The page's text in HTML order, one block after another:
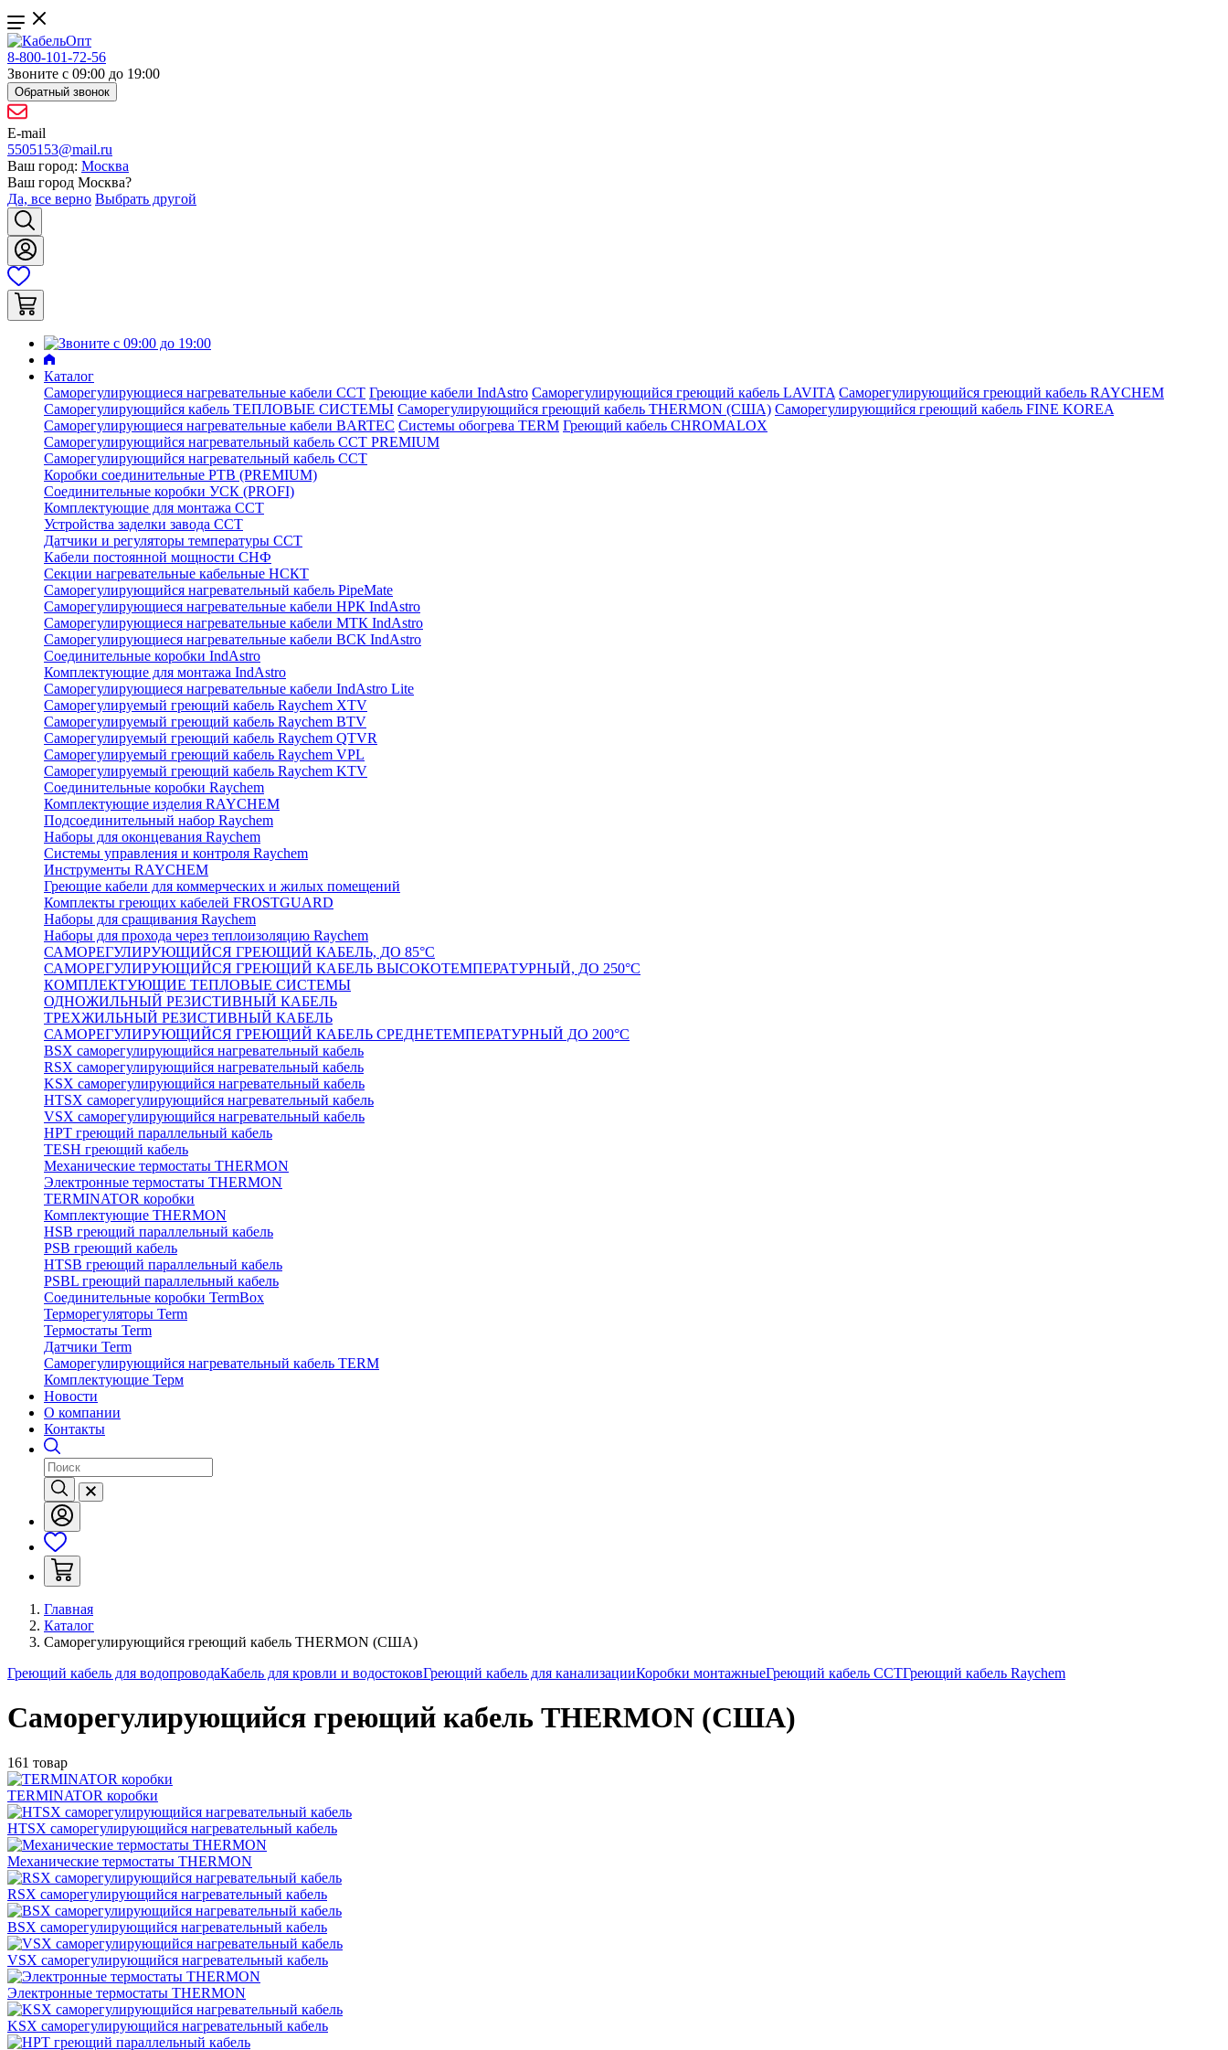
8-800-101-72-56
Звоните с 09:00 до 19:00
Обратный звонок
E-mail
5505153@mail.ru
Ваш город: Москва
Ваш город Москва?
Да, все верно Выбрать другой
Каталог
Саморегулирующиеся нагревательные кабели ССТ Греющие кабели IndAstro Саморегулирующийся греющий кабель LAVITA Саморегулирующийся греющий кабель RAYCHEM
Саморегулирующийся кабель ТЕПЛОВЫЕ СИСТЕМЫ Саморегулирующийся греющий кабель THERMON (США) Саморегулирующийся греющий кабель FINE KOREA
Саморегулирующиеся нагревательные кабели BARTEC Системы обогрева TERM Греющий кабель CHROMALOX
Саморегулирующийся нагревательный кабель ССТ PREMIUM
Саморегулирующийся нагревательный кабель ССТ
Коробки соединительные РТВ (PREMIUM)
Соединительные коробки УСК (PROFI)
Комплектующие для монтажа ССТ
Устройства заделки завода ССТ
Датчики и регуляторы температуры ССТ
Кабели постоянной мощности СНФ
Секции нагревательные кабельные НСКТ
Саморегулирующийся нагревательный кабель PipeMate
Саморегулирующиеся нагревательные кабели НРК IndAstro
Саморегулирующиеся нагревательные кабели МТК IndAstro
Саморегулирующиеся нагревательные кабели ВСК IndAstro
Соединительные коробки IndAstro
Комплектующие для монтажа IndAstro
Саморегулирующиеся нагревательные кабели IndAstro Lite
Саморегулируемый греющий кабель Raychem XTV
Саморегулируемый греющий кабель Raychem BTV
Саморегулируемый греющий кабель Raychem QTVR
Саморегулируемый греющий кабель Raychem VPL
Саморегулируемый греющий кабель Raychem KTV
Соединительные коробки Raychem
Комплектующие изделия RAYCHEM
Подсоединительный набор Raychem
Наборы для оконцевания Raychem
Системы управления и контроля Raychem
Инструменты RAYCHEM
Греющие кабели для коммерческих и жилых помещений
Комплекты греющих кабелей FROSTGUARD
Наборы для сращивания Raychem
Наборы для прохода через теплоизоляцию Raychem
САМОРЕГУЛИРУЮЩИЙСЯ ГРЕЮЩИЙ КАБЕЛЬ, ДО 85°С
САМОРЕГУЛИРУЮЩИЙСЯ ГРЕЮЩИЙ КАБЕЛЬ ВЫСОКОТЕМПЕРАТУРНЫЙ, ДО 250°С
КОМПЛЕКТУЮЩИЕ ТЕПЛОВЫЕ СИСТЕМЫ
ОДНОЖИЛЬНЫЙ РЕЗИСТИВНЫЙ КАБЕЛЬ
ТРЕХЖИЛЬНЫЙ РЕЗИСТИВНЫЙ КАБЕЛЬ
САМОРЕГУЛИРУЮЩИЙСЯ ГРЕЮЩИЙ КАБЕЛЬ СРЕДНЕТЕМПЕРАТУРНЫЙ ДО 200°С
BSX саморегулирующийся нагревательный кабель
RSX саморегулирующийся нагревательный кабель
KSX саморегулирующийся нагревательный кабель
HTSX саморегулирующийся нагревательный кабель
VSX саморегулирующийся нагревательный кабель
НРТ греющий параллельный кабель
TESH греющий кабель
Механические термостаты THERMON
Электронные термостаты THERMON
TERMINATOR коробки
Комплектующие THERMON
HSB греющий параллельный кабель
PSB греющий кабель
HTSB греющий параллельный кабель
PSBL греющий параллельный кабель
Соединительные коробки TermBox
Терморегуляторы Term
Термостаты Term
Датчики Term
Саморегулирующийся нагревательный кабель TERM
Комплектующие Терм
Новости
О компании
Контакты
Главная
Каталог
Саморегулирующийся греющий кабель THERMON (США)
Греющий кабель для водопроводаКабель для кровли и водостоковГреющий кабель для канализацииКоробки монтажныеГреющий кабель ССТГреющий кабель Raychem
Саморегулирующийся греющий кабель THERMON (США)
161 товар
TERMINATOR коробки
HTSX саморегулирующийся нагревательный кабель
Механические термостаты THERMON
RSX саморегулирующийся нагревательный кабель
BSX саморегулирующийся нагревательный кабель
VSX саморегулирующийся нагревательный кабель
Электронные термостаты THERMON
KSX саморегулирующийся нагревательный кабель